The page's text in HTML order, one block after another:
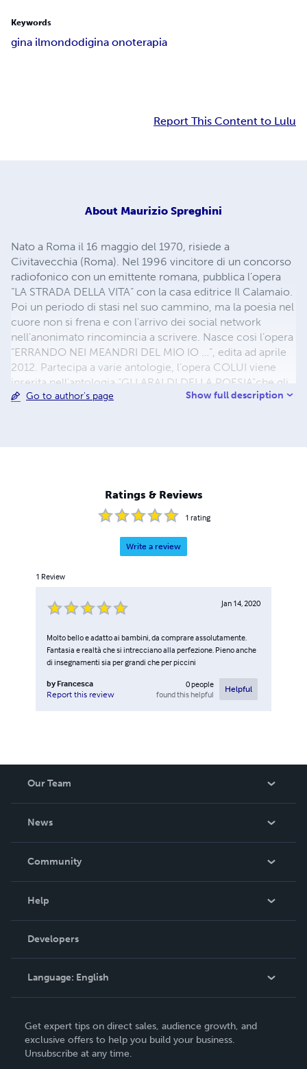
Keywords
gina ilmondodigina onoterapia
Report This Content to Lulu
About Maurizio Spreghini
Nato a Roma il 16 maggio del 1970, risiede a
Civitavecchia (Roma). Nel 1996 vincitore di un concorso
radiofonico con un emittente romana, pubblica l’opera
“LA STRADA DELLA VITA“ con la casa editrice Il Calamaio.
Poi un periodo di stasi nel suo cammino, ma la poesia nel
cuore non si frena e con l'arrivo dei social network
nell'anonimato rincomincia a scrivere. Nasce cosi l’opera
“ERRANDO NEI MEANDRI DEL MIO IO …”, edita ad aprile
2012. Partecipa a varie antologie, l’opera COLUI viene
inserita nell’antologia “GLI ARALDI DELLA POESIA”che gli
vale anche il riconoscimento di “PERLE POETICHE”, e
Aletti Editore partecipa al concorso Il Federiciano,
risultando uno dei prescelti nel volume “Il Federiciano
Go to author's page Show full description
Ratings & Reviews
1 rating
Write a review
1 Review
Jan 14, 2020
Molto bello e adatto ai bambini, da comprare assolutamente.
Fantasia e realtà che si intrecciano alla perfezione. Pieno anche
di insegnamenti sia per grandi che per piccini
by Francesca
Report this review
0people
found this helpful
Helpful
Our Team
News
In The News
Community
Podcast
Help
Order Lookup
Knowledge Base
Contact Support
Developers
Language: English
Deutsch
Français
Get expert tips on direct sales, audience growth, and
exclusive offers to help you build your business.
Unsubscribe at any time.